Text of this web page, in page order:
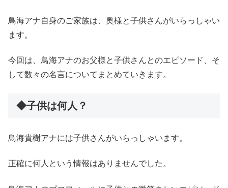
鳥海アナ自身のご家族は、奥様と子供さんがいらっしゃい
ます。
今回は、鳥海アナのお父様と子供さんとのエピソード、そ
して数々の名言についてまとめていきます。
◆子供は何人？
鳥海貴樹アナには子供さんがいらっしゃいます。
正確に何人という情報はありませんでした。